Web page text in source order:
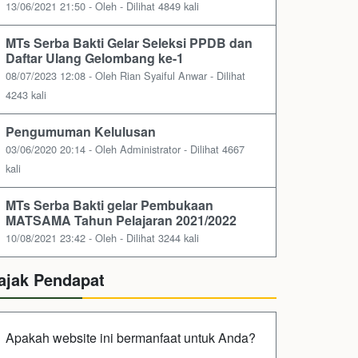
13/06/2021 21:50 - Oleh - Dilihat 4849 kali
MTs Serba Bakti Gelar Seleksi PPDB dan
Daftar Ulang Gelombang ke-1
08/07/2023 12:08 - Oleh Rian Syaiful Anwar - Dilihat
4243 kali
Pengumuman Kelulusan
03/06/2020 20:14 - Oleh Administrator - Dilihat 4667
kali
MTs Serba Bakti gelar Pembukaan
MATSAMA Tahun Pelajaran 2021/2022
10/08/2021 23:42 - Oleh - Dilihat 3244 kali
Pendapat
Apakah website ini bermanfaat untuk Anda?